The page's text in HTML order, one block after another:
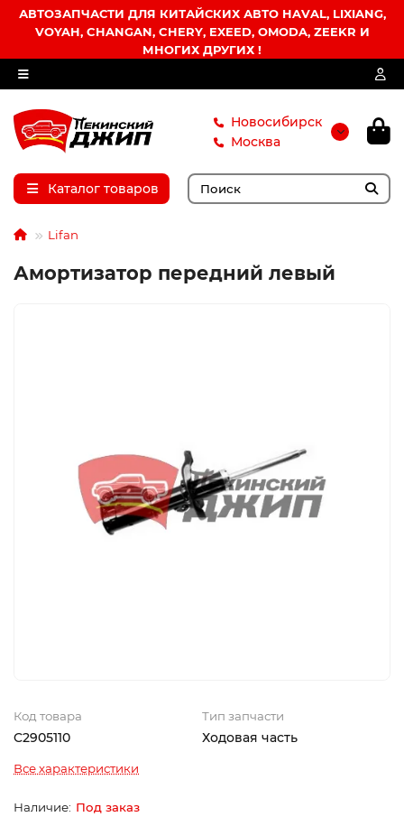
АВТОЗАПЧАСТИ ДЛЯ КИТАЙСКИХ АВТО HAVAL, LIXIANG,
VOYAH, CHANGAN, CHERY, EXEED, OMODA, ZEEKR И
МНОГИХ ДРУГИХ !
Новосибирск
Москва
Каталог товаров
Lifan
Амортизатор передний левый
Код товара
C2905110
Тип запчасти
Ходовая часть
Все характеристики
Под заказ